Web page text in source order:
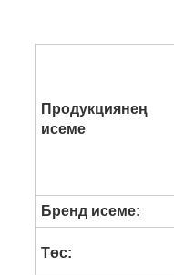
Продукциянең
исеме
Бренд исеме:
Төс: